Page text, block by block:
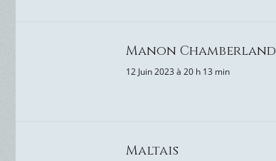
Manon Chamberland
12 Juin 2023 à 20 h 13 min
Maltais